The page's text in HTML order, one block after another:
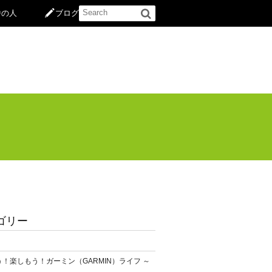
人 ブログ
リー
！楽しもう！ガーミン（GARMIN）ライフ ～